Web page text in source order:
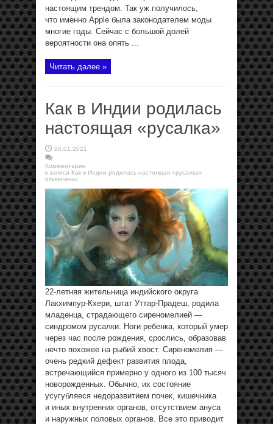
настоящим трендом. Так уж получилось,
что именно Apple была законодателем моды
многие годы. Сейчас с большой долей
вероятности она опять ...
Читать далее »
Как в Индии родилась
настоящая «русалка»
26.01.2021
Комментарии
к записи Как в Индии родилась настоящая «русалка»
отключены
22-летняя жительница индийского округа
Лакхимпур-Кхери, штат Уттар-Прадеш, родила
младенца, страдающего сиреномелией —
синдромом русалки. Ноги ребенка, который умер
через час после рождения, срослись, образовав
нечто похожее на рыбий хвост. Сиреномелия —
очень редкий дефект развития плода,
встречающийся примерно у одного из 100 тысяч
новорожденных. Обычно, их состояние
усугубляеся недоразвитием почек, кишечника
и иных внутренних органов, отсутствием ануса
и наружных половых органов. Все это приводит